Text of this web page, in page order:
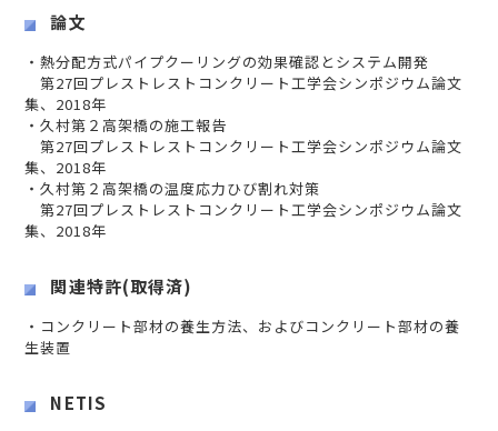
論文
・熱分配方式パイプクーリングの効果確認とシステム開発
第27回プレストレストコンクリート工学会シンポジウム論文
集、2018年
・久村第２高架橋の施工報告
第27回プレストレストコンクリート工学会シンポジウム論文
集、2018年
・久村第２高架橋の温度応力ひび割れ対策
第27回プレストレストコンクリート工学会シンポジウム論文
集、2018年
関連特許(取得済)
・コンクリート部材の養生方法、およびコンクリート部材の養
生装置
NETIS